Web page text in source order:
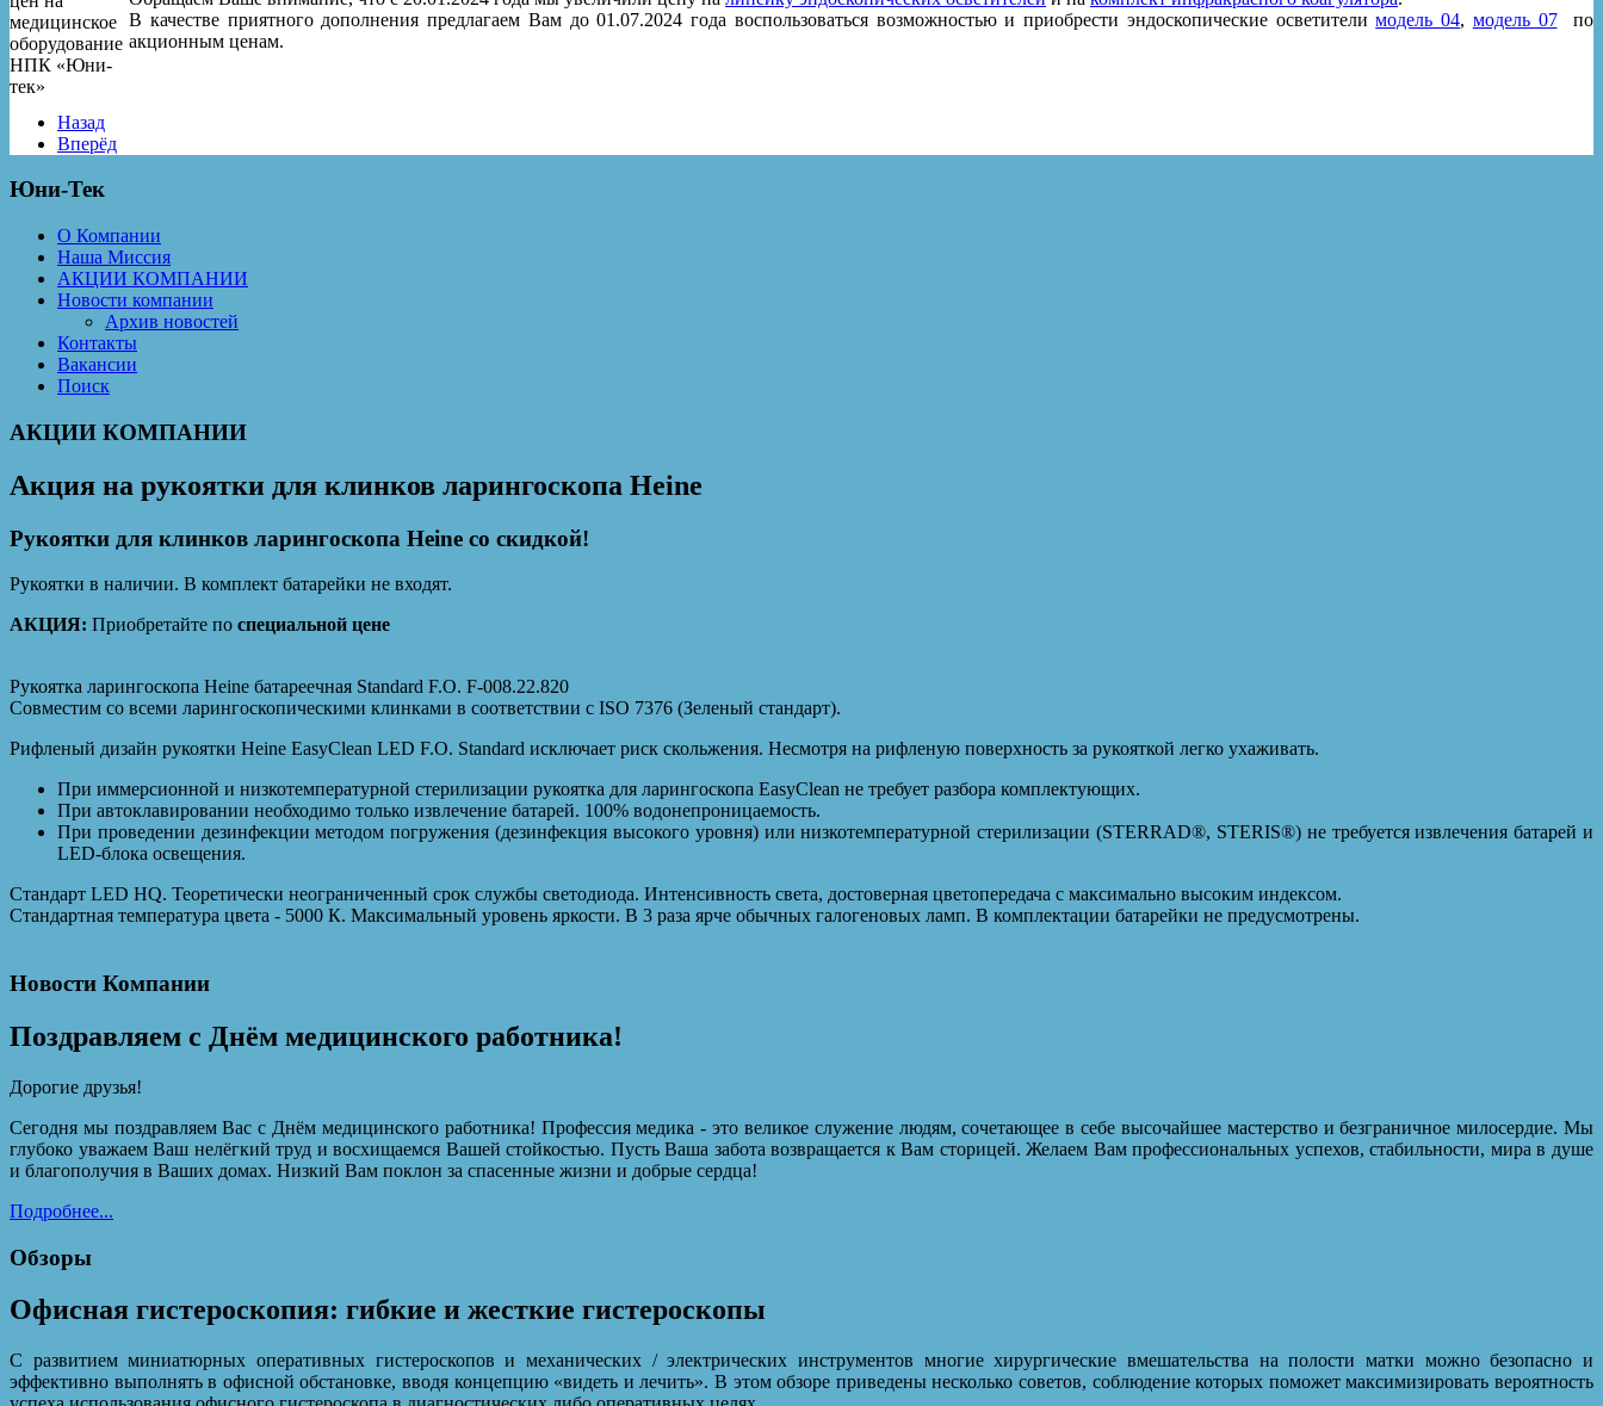
В качестве приятного дополнения предлагаем Вам до 01.07.2024 года воспользоваться возможностью и приобрести эндоскопические осветителимодель 04, модель 07по
акционным ценам.
Назад
Вперёд
Юни-Тек
О Компании
Наша Миссия
АКЦИИ КОМПАНИИ
Новости компании
Архив новостей
Контакты
Вакансии
Поиск
АКЦИИ КОМПАНИИ
Акция на рукоятки для клинков ларингоскопа Heine
Рукоятки для клинков ларингоскопа Heine со скидкой!
Рукоятки в наличии. В комплект батарейки не входят.
АКЦИЯ: Приобретайте по специальной цене
Рукоятка ларингоскопа Heine батареечная Standard F.O. F-008.22.820
Совместим со всеми ларингоскопическими клинками в соответствии с ISO 7376 (Зеленый стандарт).
Рифленый дизайн рукоятки Heine EasyClean LED F.O. Standard исключает риск скольжения. Несмотря на рифленую поверхность за рукояткой легко ухаживать.
При иммерсионной и низкотемпературной стерилизации рукоятка для ларингоскопа EasyClean не требует разбора комплектующих.
При автоклавировании необходимо только извлечение батарей. 100% водонепроницаемость.
При проведении дезинфекции методом погружения (дезинфекция высокого уровня) или низкотемпературной стерилизации (STERRAD®, STERIS®) не требуется извлечения батарей и
LED-блока освещения.
Стандарт LED HQ. Теоретически неограниченный срок службы светодиода. Интенсивность света, достоверная цветопередача с максимально высоким индексом.
Стандартная температура цвета - 5000 К. Максимальный уровень яркости. В 3 раза ярче обычных галогеновых ламп. В комплектации батарейки не предусмотрены.
Новости Компании
Поздравляем с Днём медицинского работника!
Дорогие друзья!
Сегодня мы поздравляем Вас с Днём медицинского работника! Профессия медика - это великое служение людям, сочетающее в себе высочайшее мастерство и безграничное милосердие. Мы
глубоко уважаем Ваш нелёгкий труд и восхищаемся Вашей стойкостью. Пусть Ваша забота возвращается к Вам сторицей. Желаем Вам профессиональных успехов, стабильности, мира в душе
и благополучия в Ваших домах. Низкий Вам поклон за спасенные жизни и добрые сердца!
Подробнее...
Обзоры
Офисная гистероскопия: гибкие и жесткие гистероскопы
C развитием миниатюрных оперативных гистероскопов и механических / электрических инструментов многие хирургические вмешательства на полости матки можно безопасно и
эффективно выполнять в офисной обстановке, вводя концепцию «видеть и лечить». В этом обзоре приведены несколько советов, соблюдение которых поможет максимизировать вероятность